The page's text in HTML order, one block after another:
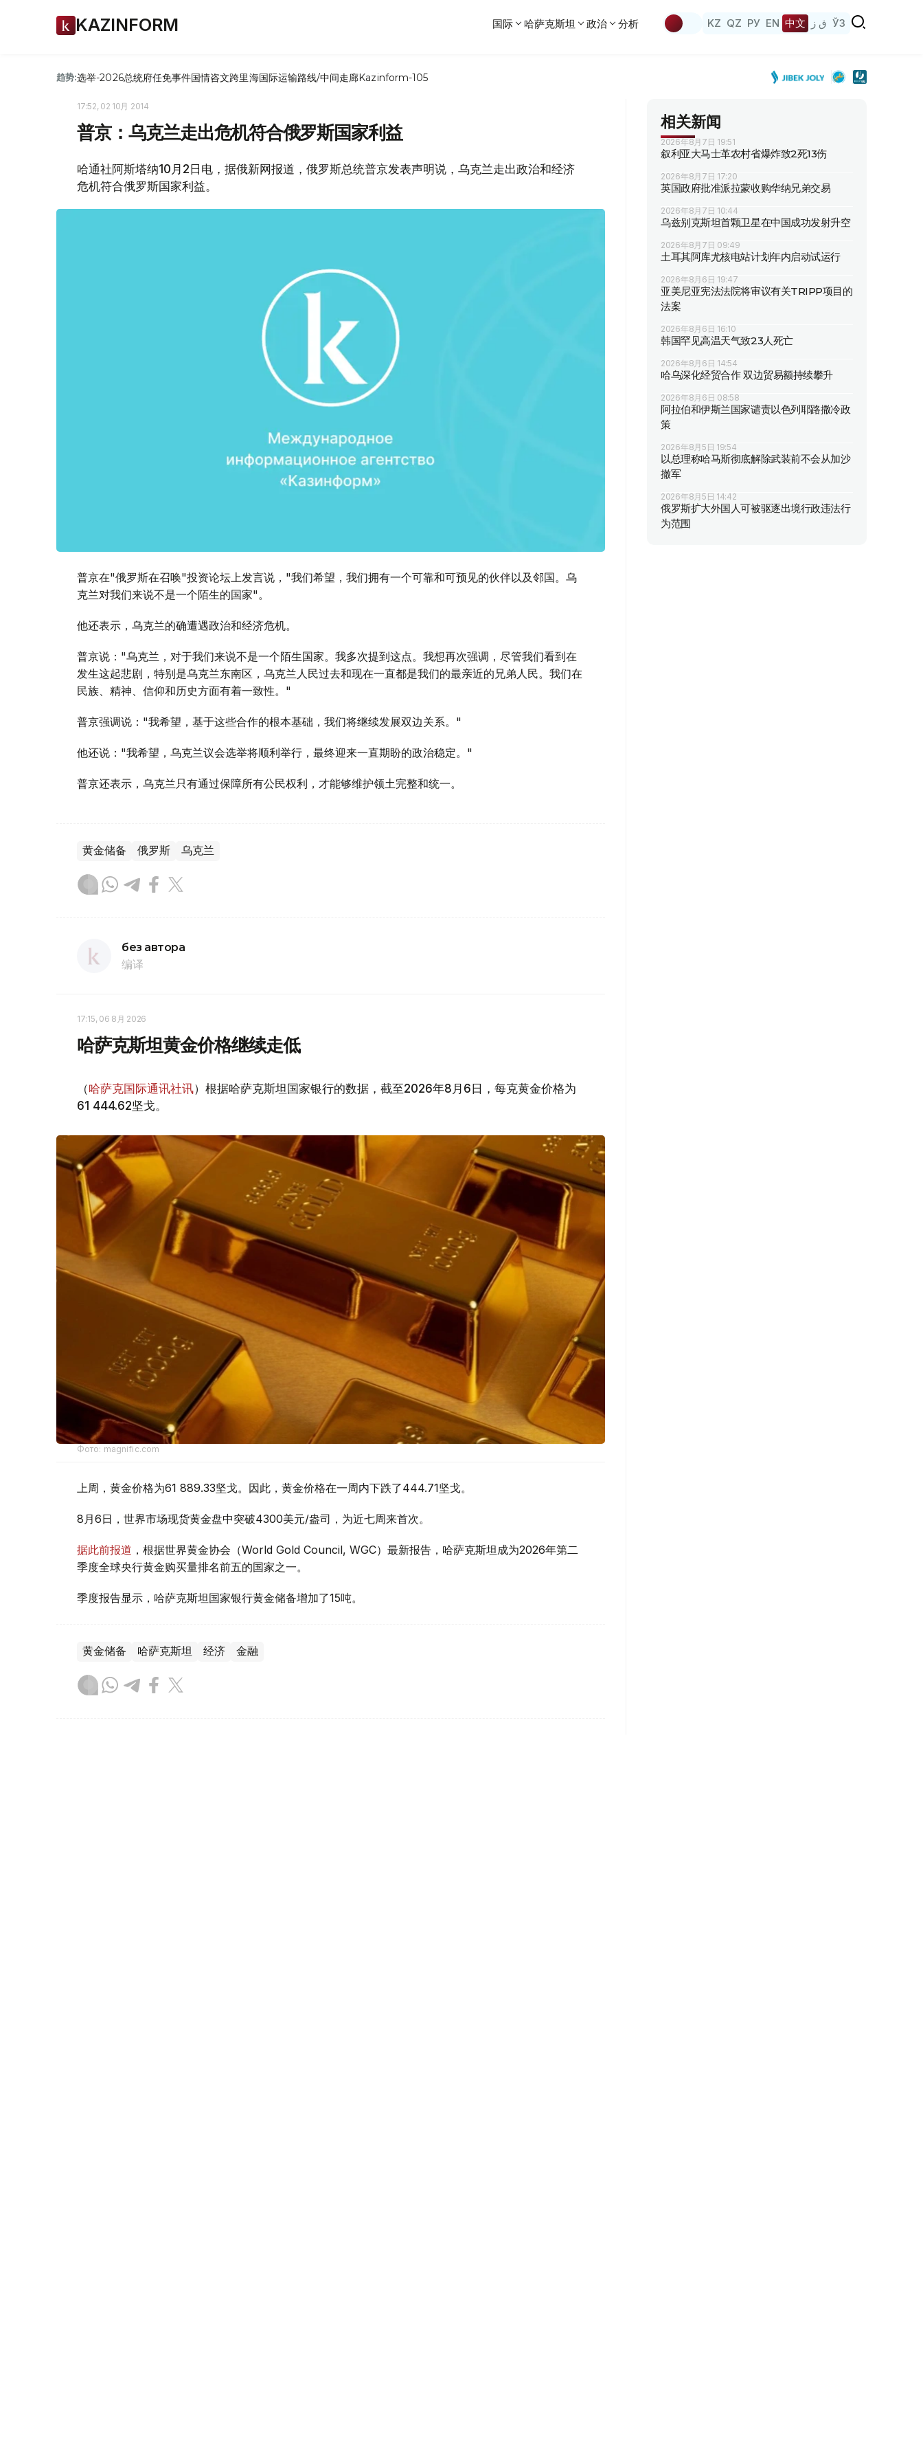
KAZINFORM 国际 哈萨克斯坦 政治 分析 KZ QZ РУ EN 中文 ق ز ЎЗ
趋势:选举-2026总统府任免事件国情咨文跨里海国际运输路线/中间走廊Kazinform-105
17:52, 02 10月 2014
普京：乌克兰走出危机符合俄罗斯国家利益
哈通社阿斯塔纳10月2日电，据俄新网报道，俄罗斯总统普京发表声明说，乌克兰走出政治和经济
危机符合俄罗斯国家利益。
普京在"俄罗斯在召唤"投资论坛上发言说，"我们希望，我们拥有一个可靠和可预见的伙伴以及邻国。乌
克兰对我们来说不是一个陌生的国家"。
他还表示，乌克兰的确遭遇政治和经济危机。
普京说："乌克兰，对于我们来说不是一个陌生国家。我多次提到这点。我想再次强调，尽管我们看到在
发生这起悲剧，特别是乌克兰东南区，乌克兰人民过去和现在一直都是我们的最亲近的兄弟人民。我们在
民族、精神、信仰和历史方面有着一致性。"
普京强调说："我希望，基于这些合作的根本基础，我们将继续发展双边关系。"
他还说："我希望，乌克兰议会选举将顺利举行，最终迎来一直期盼的政治稳定。"
普京还表示，乌克兰只有通过保障所有公民权利，才能够维护领土完整和统一。
黄金储备 俄罗斯 乌克兰
без автора
编译
17:15, 06 8月 2026
哈萨克斯坦黄金价格继续走低
（哈萨克国际通讯社讯）根据哈萨克斯坦国家银行的数据，截至2026年8月6日，每克黄金价格为
61 444.62坚戈。
Фото: magnific.com
上周，黄金价格为61 889.33坚戈。因此，黄金价格在一周内下跌了444.71坚戈。
8月6日，世界市场现货黄金盘中突破4300美元/盎司，为近七周来首次。
据此前报道 ，根据世界黄金协会（World Gold Council, WGC）最新报告，哈萨克斯坦成为2026年第二
季度全球央行黄金购买量排名前五的国家之一。
季度报告显示，哈萨克斯坦国家银行黄金储备增加了15吨。
黄金储备 哈萨克斯坦 经济 金融
相关新闻
2026年8月7日 19:51
叙利亚大马士革农村省爆炸致2死13伤
2026年8月7日 17:20
英国政府批准派拉蒙收购华纳兄弟交易
2026年8月7日 10:44
乌兹别克斯坦首颗卫星在中国成功发射升空
2026年8月7日 09:49
土耳其阿库尤核电站计划年内启动试运行
2026年8月6日 19:47
亚美尼亚宪法法院将审议有关TRIPP项目的
法案
2026年8月6日 16:10
韩国罕见高温天气致23人死亡
2026年8月6日 14:54
哈乌深化经贸合作 双边贸易额持续攀升
2026年8月6日 08:58
阿拉伯和伊斯兰国家谴责以色列耶路撒冷政
策
2026年8月5日 19:54
以总理称哈马斯彻底解除武装前不会从加沙
撤军
2026年8月5日 14:42
俄罗斯扩大外国人可被驱逐出境行政违法行
为范围